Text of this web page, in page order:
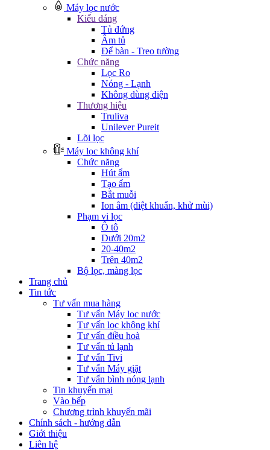
Máy lọc nước
Kiểu dáng
Tủ đứng
Âm tủ
Để bàn - Treo tường
Chức năng
Lọc Ro
Nóng - Lạnh
Không dùng điện
Thương hiệu
Truliva
Unilever Pureit
Lõi lọc
Máy lọc không khí
Chức năng
Hút ẩm
Tạo ẩm
Bắt muỗi
Ion âm (diệt khuẩn, khử mùi)
Phạm vi lọc
Ô tô
Dưới 20m2
20-40m2
Trên 40m2
Bộ lọc, màng lọc
Trang chủ
Tin tức
Tư vấn mua hàng
Tư vấn Máy lọc nước
Tư vấn lọc không khí
Tư vấn điều hoà
Tư vấn tủ lạnh
Tư vấn Tivi
Tư vấn Máy giặt
Tư vấn bình nóng lạnh
Tin khuyến mại
Vào bếp
Chương trình khuyến mãi
Chính sách - hướng dẫn
Giới thiệu
Liên hệ